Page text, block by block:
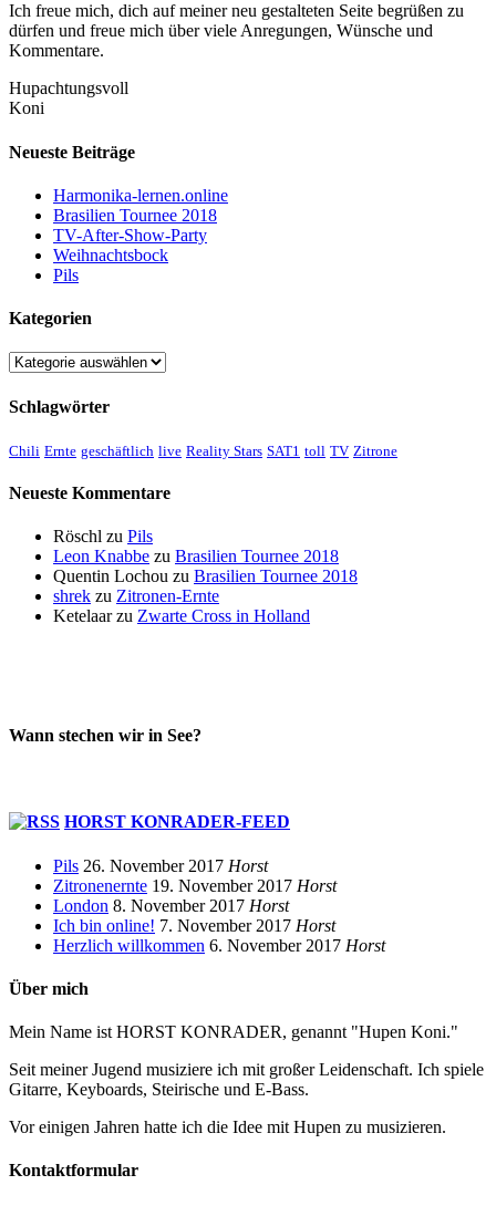
Ich freue mich, dich auf meiner neu gestalteten Seite begrüßen zu
dürfen und freue mich über viele Anregungen, Wünsche und
Kommentare.
Hupachtungsvoll
Koni
Neueste Beiträge
Harmonika-lernen.online
Brasilien Tournee 2018
TV-After-Show-Party
Weihnachtsbock
Pils
Kategorien
Kategorien
Schlagwörter
Chili Ernte geschäftlich live Reality Stars SAT1 toll TV Zitrone
Neueste Kommentare
Röschl zu Pils
Leon Knabbe zu Brasilien Tournee 2018
Quentin Lochou zu Brasilien Tournee 2018
shrek zu Zitronen-Ernte
Ketelaarzu Zwarte Cross in Holland
Wann stechen wir in See?
HORST KONRADER-FEED
Pils 26. November 2017 Horst
Zitronenernte 19. November 2017 Horst
London 8. November 2017 Horst
Ich bin online! 7. November 2017 Horst
Herzlich willkommen 6. November 2017 Horst
Über mich
Mein Name ist HORST KONRADER, genannt "Hupen Koni."
Seit meiner Jugend musiziere ich mit großer Leidenschaft. Ich spiele
Gitarre, Keyboards, Steirische und E-Bass.
Vor einigen Jahren hatte ich die Idee mit Hupen zu musizieren.
Kontaktformular